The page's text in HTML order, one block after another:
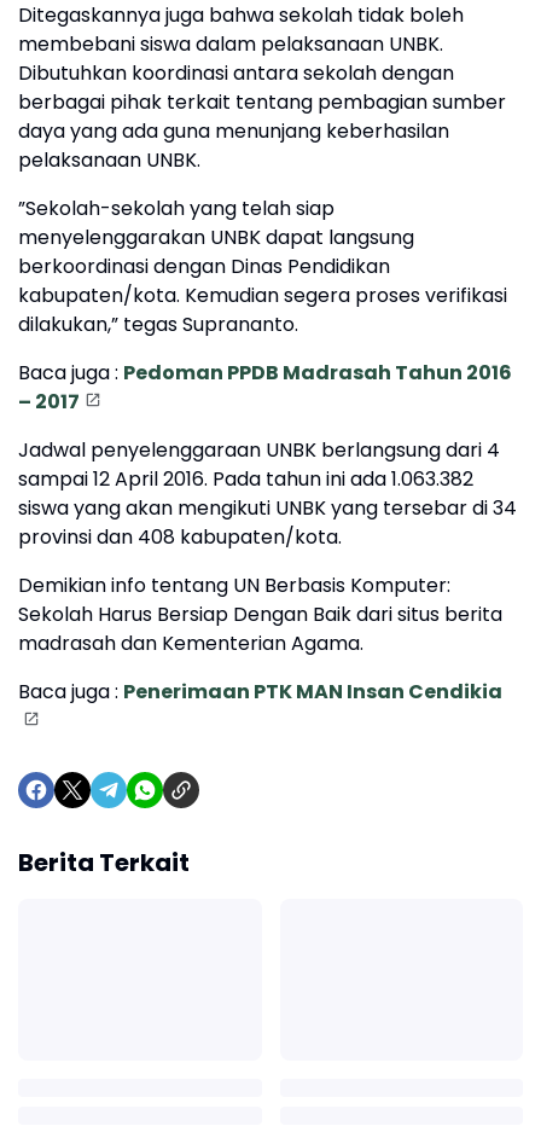
Ditegaskannya juga bahwa sekolah tidak boleh
membebani siswa dalam pelaksanaan UNBK.
Dibutuhkan koordinasi antara sekolah dengan
berbagai pihak terkait tentang pembagian sumber
daya yang ada guna menunjang keberhasilan
pelaksanaan UNBK.‎
‎”Sekolah-sekolah yang telah siap
menyelenggarakan UNBK dapat langsung
berkoordinasi dengan Dinas Pendidikan
kabupaten/kota. Kemudian segera proses verifikasi
dilakukan,” tegas Suprananto.
Baca juga : Pedoman PPDB Madrasah Tahun 2016
– 2017
Jadwal penyelenggaraan UNBK berlangsung dari 4
sampai 12 April 2016. Pada tahun ini ada 1.063.382
siswa yang akan mengikuti UNBK yang tersebar di 34
provinsi dan 408 kabupaten/kota.
Demikian info tentang UN Berbasis Komputer:
Sekolah Harus Bersiap Dengan Baik dari situs berita
madrasah dan Kementerian Agama.
Baca juga : Penerimaan PTK MAN Insan Cendikia
Berita Terkait